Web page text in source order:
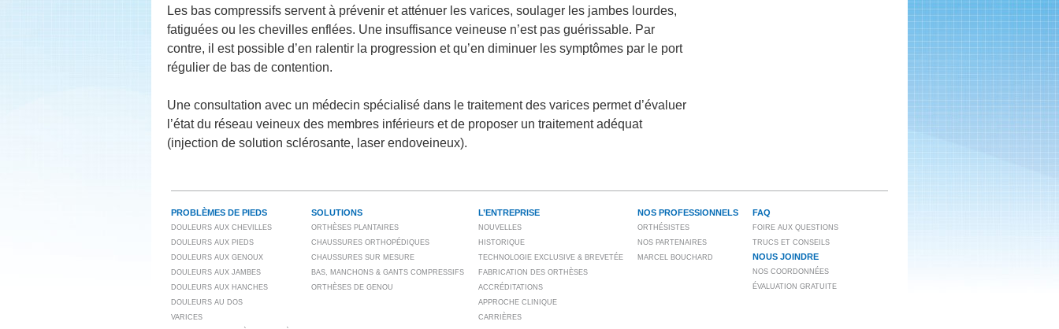
Les bas compressifs servent à prévenir et atténuer les varices, soulager les jambes lourdes,
fatiguées ou les chevilles enflées. Une insuffisance veineuse n’est pas guérissable. Par
contre, il est possible d’en ralentir la progression et qu’en diminuer les symptômes par le port
régulier de bas de contention.
Une consultation avec un médecin spécialisé dans le traitement des varices permet d’évaluer
l’état du réseau veineux des membres inférieurs et de proposer un traitement adéquat
(injection de solution sclérosante, laser endoveineux).
PROBLÈMES DE PIEDS
DOULEURS AUX CHEVILLES
DOULEURS AUX PIEDS
DOULEURS AUX GENOUX
DOULEURS AUX JAMBES
DOULEURS AUX HANCHES
DOULEURS AU DOS
VARICES
SOLUTIONS
ORTHÈSES PLANTAIRES
CHAUSSURES ORTHOPÉDIQUES
CHAUSSURES SUR MESURE
BAS, MANCHONS & GANTS COMPRESSIFS
ORTHÈSES DE GENOU
L’ENTREPRISE
NOUVELLES
HISTORIQUE
TECHNOLOGIE EXCLUSIVE & BREVETÉE
FABRICATION DES ORTHÈSES
ACCRÉDITATIONS
APPROCHE CLINIQUE
CARRIÈRES
NOS PROFESSIONNELS
ORTHÉSISTES
NOS PARTENAIRES
MARCEL BOUCHARD
FAQ
FOIRE AUX QUESTIONS
TRUCS ET CONSEILS
NOUS JOINDRE
NOS COORDONNÉES
ÉVALUATION GRATUITE